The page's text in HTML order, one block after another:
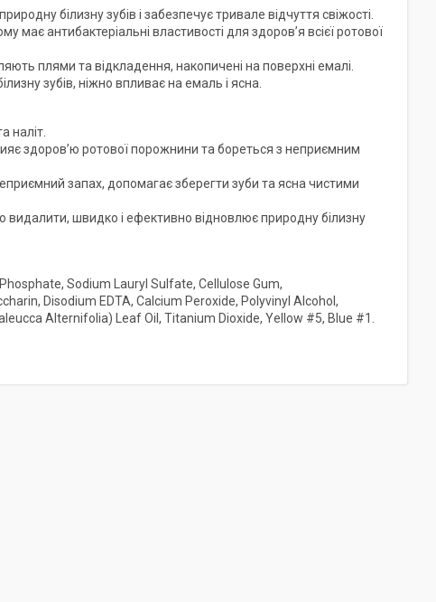
білизну зубів і забезпечує тривале відчуття свіжості.
антибактеріальні властивості для здоров’я всієї ротової
плями та відкладення, накопичені на поверхні емалі.
зубів, ніжно впливає на емаль і ясна.
наліт.
здоров’ю ротової порожнини та бореться з неприємним
запах, допомагає зберегти зуби та ясна чистими
швидко і ефективно відновлює природну білизну
Sodium Lauryl Sulfate, Cellulose Gum,
Disodium EDTA, Calcium Peroxide, Polyvinyl Alcohol,
Alternifolia) Leaf Oil, Titanium Dioxide, Yellow #5, Blue #1.